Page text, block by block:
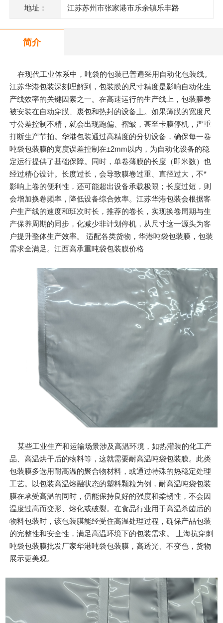
地址： 江苏苏州市张家港市乐余镇乐丰路
简介
在现代工业体系中，吨袋的包装已普遍采用自动化包装线。
江苏华港包装深刻理解到，包装膜的尺寸精度是影响自动化生
产线效率的关键因素之一。在高速运行的生产线上，包装膜卷
被安装在自动穿膜、裹包和热封的设备上。如果薄膜的宽度尺
寸公差控制不精，就会出现跑偏、褶皱，甚至卡膜停机，严重
打断生产节拍。华港包装通过高精度的分切设备，确保每一卷
吨袋包装膜的宽度误差控制在±2mm以内，为自动化设备的稳
定运行提供了基础保障。同时，单卷薄膜的长度（即米数）也
经过精心设计。长度过长，会导致膜卷过重、直径过大，不*
影响上卷的便利性，还可能超出设备承载极限；长度过短，则
会增加换卷频率，降低设备综合效率。江苏华港包装会根据客
户生产线的速度和班次时长，推荐的卷长，实现换卷周期与生
产保养周期的同步，化减少非计划停机，从尺寸这一源头为客
户提升整体生产效率。 适配各类货物，华港吨袋包装膜，包装
需求全满足。江西高承重吨袋包装膜价格
某些工业生产和运输场景涉及高温环境，如热灌装的化工产
品、高温烘干后的物料等，这就需要耐高温吨袋包装膜。此类
包装膜多选用耐高温的聚合物材料，或通过特殊的热稳定处理
工艺。以包装高温熔融状态的塑料颗粒为例，耐高温吨袋包装
膜在承受高温的同时，仍能保持良好的强度和柔韧性，不会因
温度过高而变形、熔化或破裂。在食品行业用于高温杀菌后的
物料包装时，该包装膜能经受住高温处理过程，确保产品包装
的完整性和安全性，满足高温环境下的包装需求。 上海抗穿刺
吨袋包装膜批发厂家华港吨袋包装膜，高透光、不变色，货物
展示更美观。